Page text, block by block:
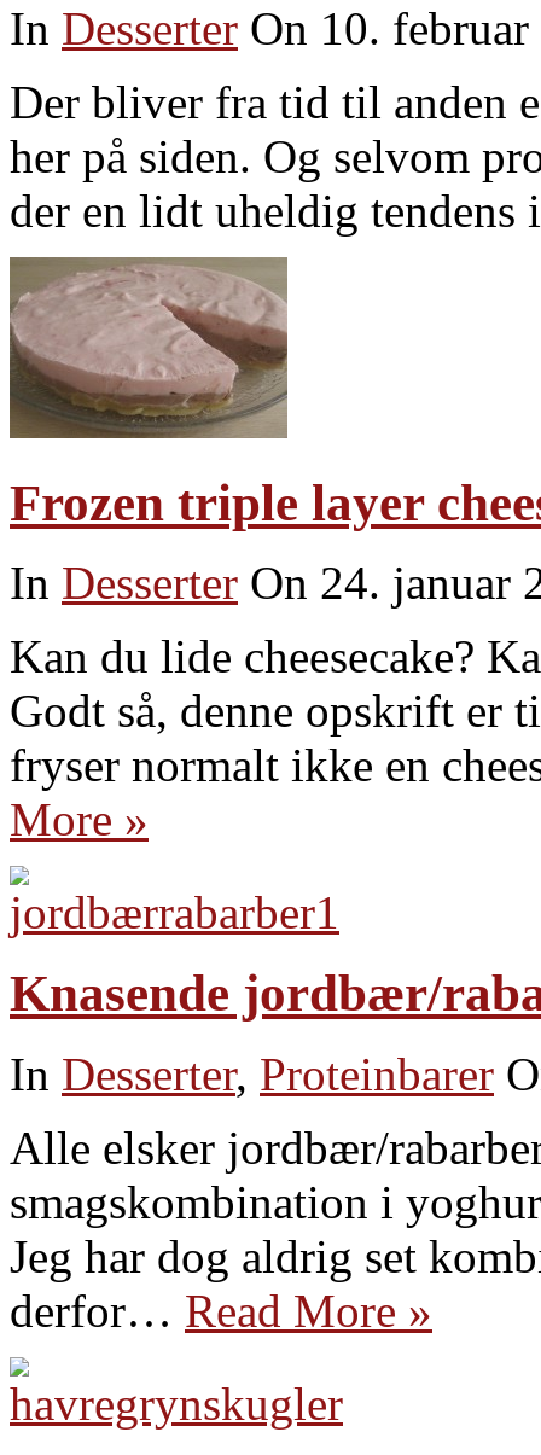
In Desserter On 10.
Der bliver fra tid til anden
her på siden. Og selvom
der en lidt uheldig
Frozen triple layer
In Desserter On 24. januar
Kan du lide cheesecake?
Godt så, denne opskrift er
fryser normalt ikke en
More »
Knasende jordbær/
In Desserter, Proteinbarer
Alle elsker jordbær/
smagskombination i
Jeg har dog aldrig set
derfor… Read More »